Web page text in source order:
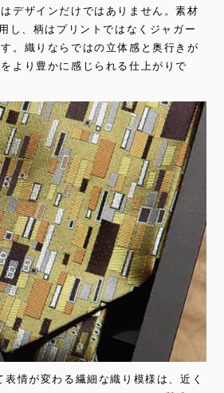
デザインだけではありません。素材
し、柄はプリントではなくジャガー
。織りならではの立体感と奥行きが
より豊かに感じられる仕上がりで
情が変わる繊細な織り模様は、近く